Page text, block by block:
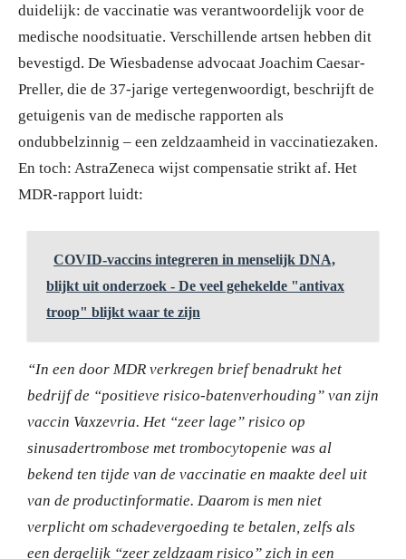
duidelijk: de vaccinatie was verantwoordelijk voor de
medische noodsituatie. Verschillende artsen hebben dit
bevestigd. De Wiesbadense advocaat Joachim Caesar-
Preller, die de 37-jarige vertegenwoordigt, beschrijft de
getuigenis van de medische rapporten als
ondubbelzinnig – een zeldzaamheid in vaccinatiezaken.
En toch: AstraZeneca wijst compensatie strikt af. Het
MDR-rapport luidt:
COVID-vaccins integreren in menselijk DNA,
blijkt uit onderzoek - De veel gehekelde "antivax
troop" blijkt waar te zijn
“In een door MDR verkregen brief benadrukt het
bedrijf de “positieve risico-batenverhouding” van zijn
vaccin Vaxzevria. Het “zeer lage” risico op
sinusadertrombose met trombocytopenie was al
bekend ten tijde van de vaccinatie en maakte deel uit
van de productinformatie. Daarom is men niet
verplicht om schadevergoeding te betalen, zelfs als
een dergelijk “zeer zeldzaam risico” zich in een